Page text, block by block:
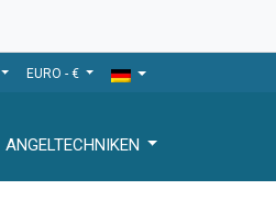
EURO - €
ANGELTECHNIKEN